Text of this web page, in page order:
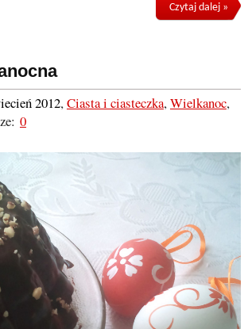
Czytaj dalej »
2012,Ciasta i ciasteczka,Wielkanoc,
0